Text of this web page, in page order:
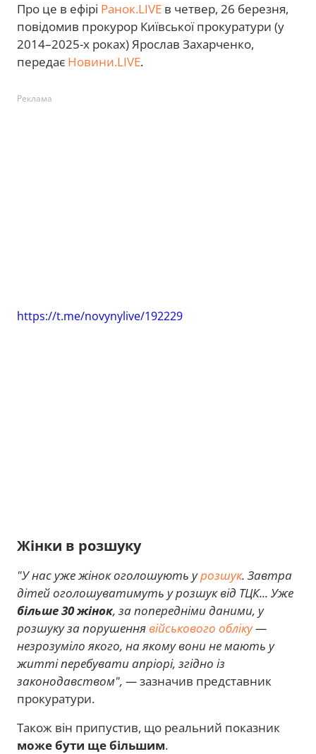
Про це в ефірі Ранок.LIVE в четвер, 26 березня,
повідомив прокурор Київської прокуратури (у
2014–2025-х роках) Ярослав Захарченко,
передає Новини.LIVE.
Реклама
https://t.me/novynylive/192229
Жінки в розшуку
"У нас уже жінок оголошують урозшук. Завтра
дітей оголошуватимуть у розшук від ТЦК... Уже
більше 30 жінок, за попередніми даними, у
розшуку за порушеннявійськового обліку—
незрозуміло якого, на якому вони не мають у
житті перебувати апріорі, згідно із
законодавством", —зазначив представник
прокуратури.
Також він припустив, що реальний показник
може бути ще більшим.